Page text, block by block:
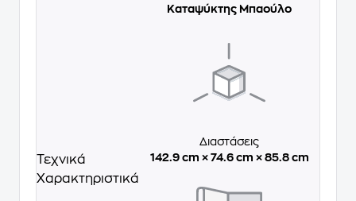
Τεχνικά
Χαρακτηριστικά
Καταψύκτης Μπαούλο
Διαστάσεις
142.9 cm × 74.6 cm × 85.8 cm